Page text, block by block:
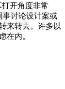
打开角度非常
事讨论设计案或
来转去。许多以
在内。